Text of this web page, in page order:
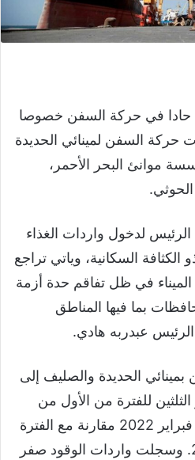
حادا في حركة السفن خصوصا
حركة السفن لمينائي الحديدة
موانئ البحر الأحمر،
الرئيس لدخول واردات الغذاء
السكانية، وياتي تراجع
في ظل تفاقم حدة أزمة
بما فيها المناطق
عبدربه هادي.
الحديدة والصليف إلى
للفترة من الأول من
ديسمبر 2021 إلى 16 من فبراير 2022 مقارنة مع الفترة
نفسها لعامي 2019-2020. وسجلت واردات الوقود صفر